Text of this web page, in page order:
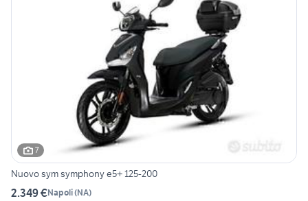
7
Nuovo sym symphony e5+ 125-200
2.349 €Napoli(NA)